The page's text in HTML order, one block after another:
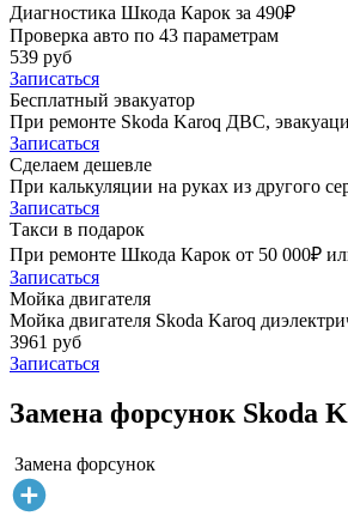
Диагностика Шкода Карок за 490₽
Проверка авто по 43 параметрам
539 руб
Записаться
Бесплатный эвакуатор
При ремонте Skoda Karoq ДВС,
Записаться
Сделаем дешевле
При калькуляции на руках из другого
Записаться
Такси в подарок
При ремонте Шкода Карок от 50 000₽
Записаться
Мойка двигателя
Мойка двигателя Skoda Karoq
3961 руб
Записаться
Замена форсунок Skoda
Замена форсунок